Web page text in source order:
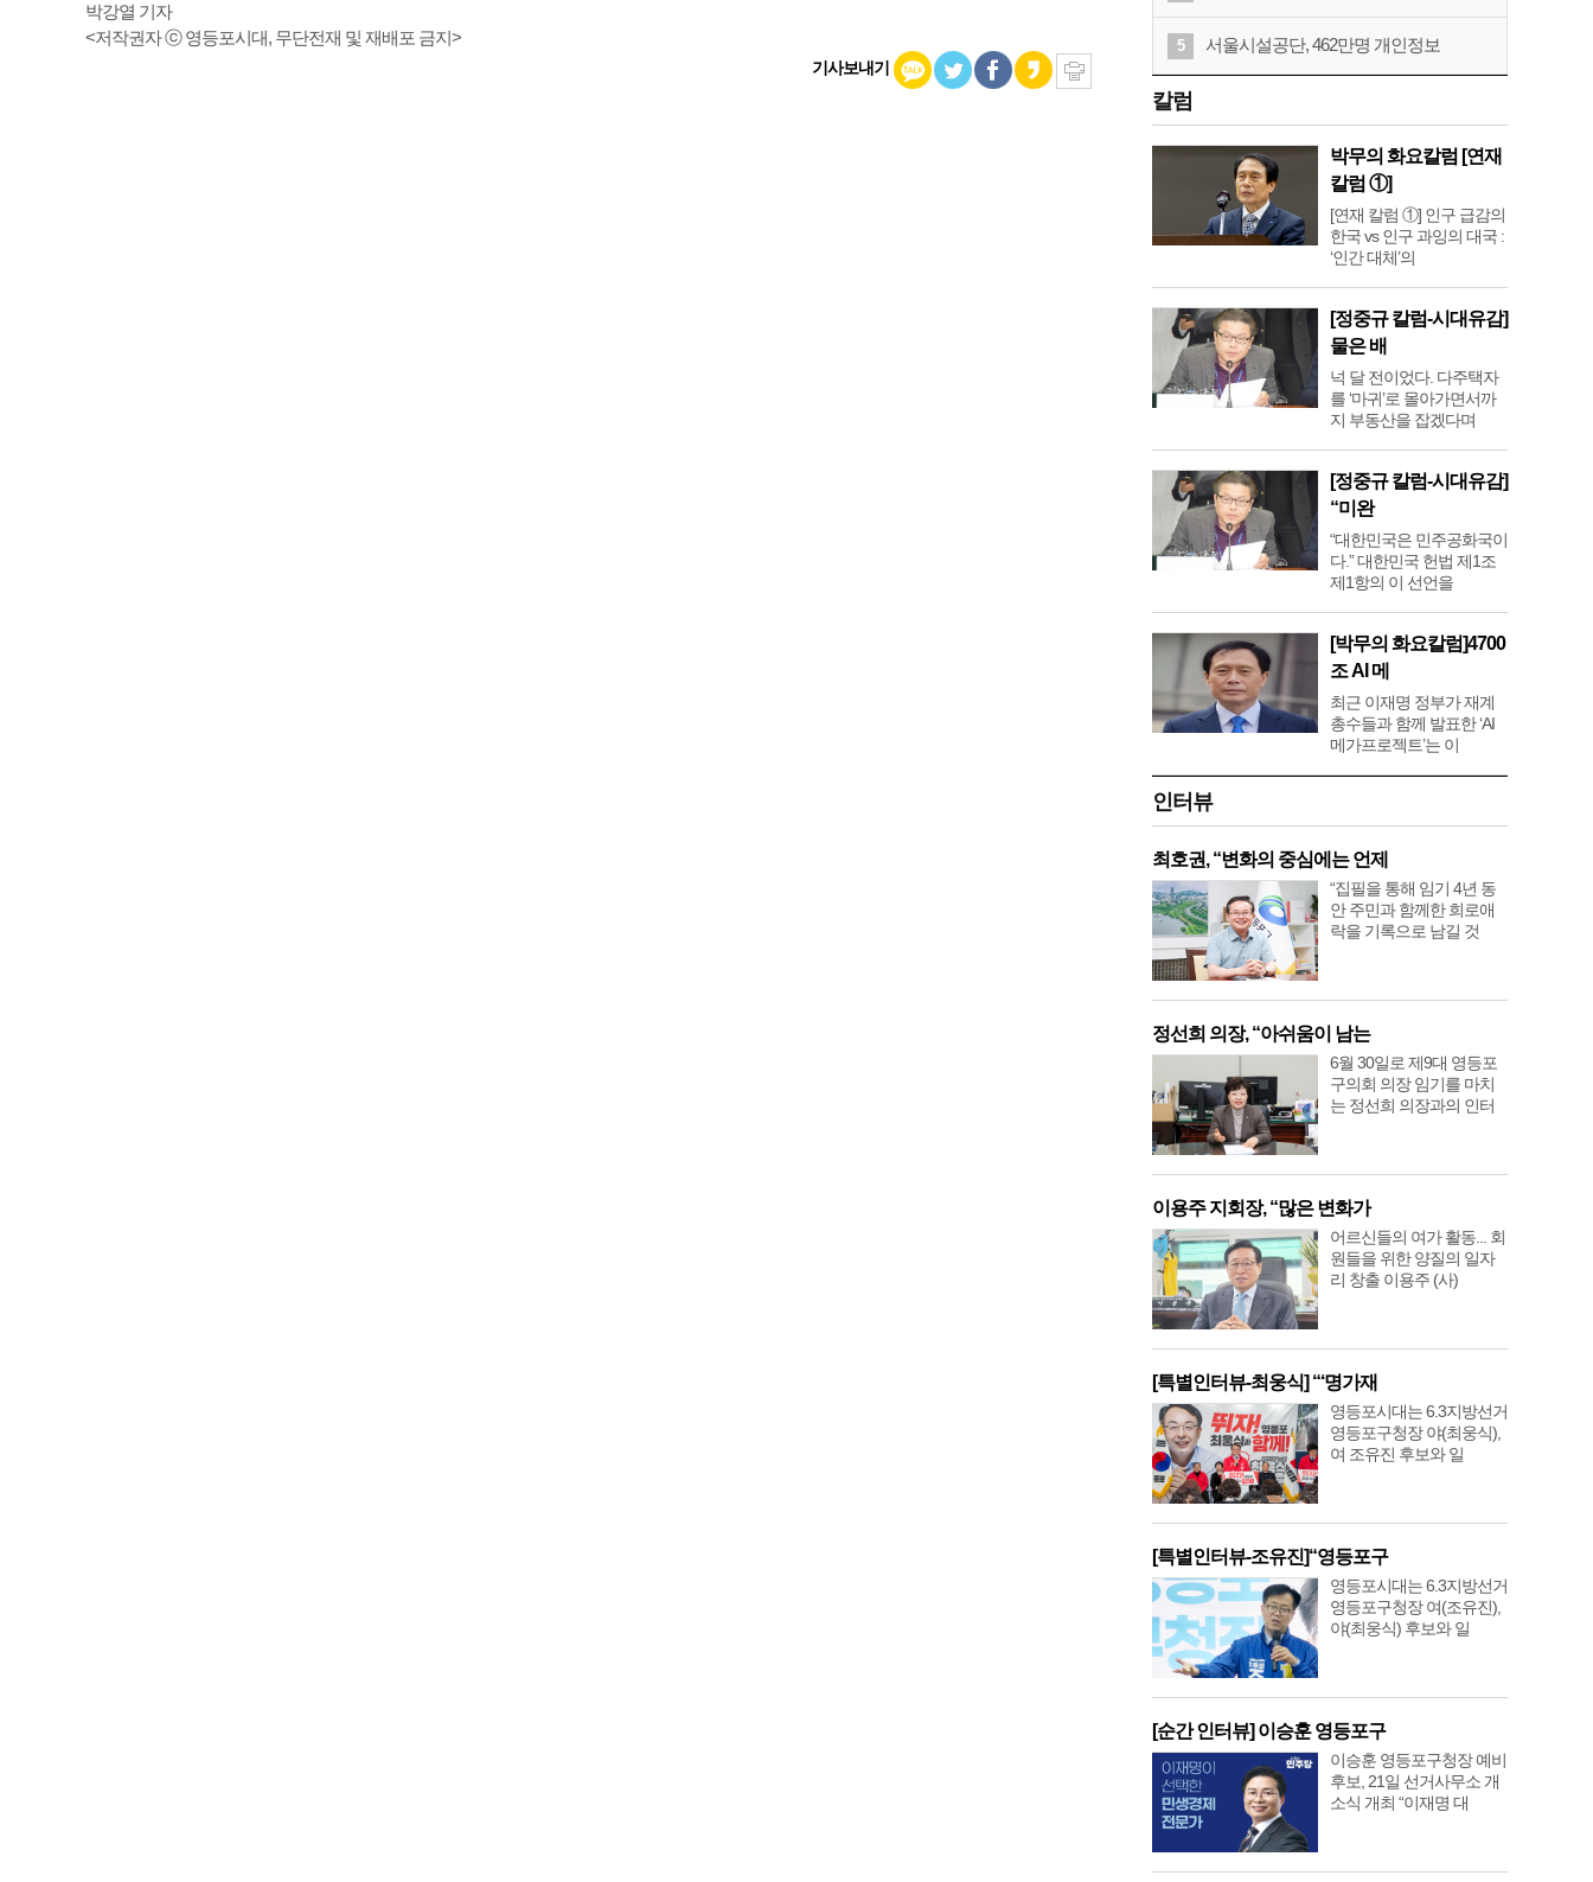
박강열 기자
<저작권자 ⓒ 영등포시대, 무단전재 및 재배포 금지>
기사보내기
5 서울시설공단, 462만명 개인정보
칼럼
박무의 화요칼럼 [연재
칼럼 ①]
[연재 칼럼 ①] 인구 급감의
한국 vs 인구 과잉의 대국 :
‘인간 대체’의
[정중규 칼럼-시대유감]
물은 배
넉 달 전이었다. 다주택자
를 ‘마귀’로 몰아가면서까
지 부동산을 잡겠다며
[정중규 칼럼-시대유감]
“미완
“대한민국은 민주공화국이
다.” 대한민국 헌법 제1조
제1항의 이 선언을
[박무의 화요칼럼]4700
조 AI 메
최근 이재명 정부가 재계
총수들과 함께 발표한 ‘AI
메가프로젝트’는 이
인터뷰
최호권, “변화의 중심에는 언제
“집필을 통해 임기 4년 동
안 주민과 함께한 희로애
락을 기록으로 남길 것
정선희 의장, “아쉬움이 남는
6월 30일로 제9대 영등포
구의회 의장 임기를 마치
는 정선희 의장과의 인터
이용주 지회장, “많은 변화가
어르신들의 여가 활동... 회
원들을 위한 양질의 일자
리 창출 이용주 (사)
[특별인터뷰-최웅식] “‘명가재
영등포시대는 6.3지방선거
영등포구청장 야(최웅식),
여 조유진 후보와 일
[특별인터뷰-조유진]“영등포구
영등포시대는 6.3지방선거
영등포구청장 여(조유진),
야(최웅식) 후보와 일
[순간 인터뷰] 이승훈 영등포구
이승훈 영등포구청장 예비
후보, 21일 선거사무소 개
소식 개최 “이재명 대